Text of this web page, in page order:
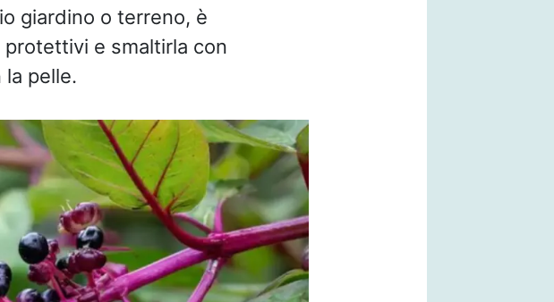
giardino o terreno, è
e smaltirla con
pelle.